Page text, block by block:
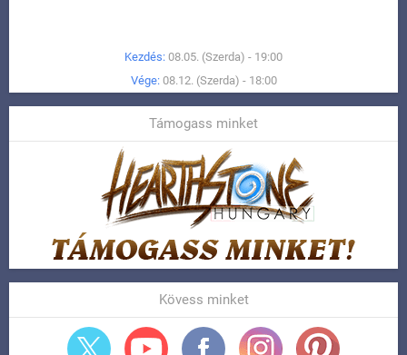
Kezdés: 08.05. (Szerda) - 19:00
Vége: 08.12. (Szerda) - 18:00
Támogass minket
Kövess minket